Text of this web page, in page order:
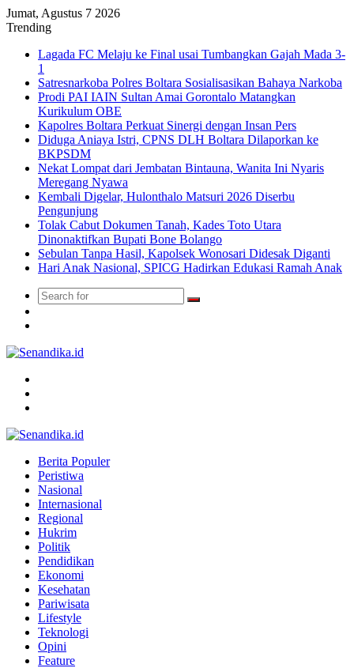
Jumat, Agustus 7 2026
Trending
Lagada FC Melaju ke Final usai Tumbangkan Gajah Mada 3-
1
Satresnarkoba Polres Boltara Sosialisasikan Bahaya Narkoba
Prodi PAI IAIN Sultan Amai Gorontalo Matangkan
Kurikulum OBE
Kapolres Boltara Perkuat Sinergi dengan Insan Pers
Diduga Aniaya Istri, CPNS DLH Boltara Dilaporkan ke
BKPSDM
Nekat Lompat dari Jembatan Bintauna, Wanita Ini Nyaris
Meregang Nyawa
Kembali Digelar, Hulonthalo Matsuri 2026 Diserbu
Pengunjung
Tolak Cabut Dokumen Tanah, Kades Toto Utara
Dinonaktifkan Bupati Bone Bolango
Sebulan Tanpa Hasil, Kapolsek Wonosari Didesak Diganti
Hari Anak Nasional, SPICG Hadirkan Edukasi Ramah Anak
Search
Berita Populer
Peristiwa
Nasional
Internasional
Regional
Hukrim
Politik
Pendidikan
Ekonomi
Kesehatan
Pariwisata
Lifestyle
Teknologi
Opini
Feature